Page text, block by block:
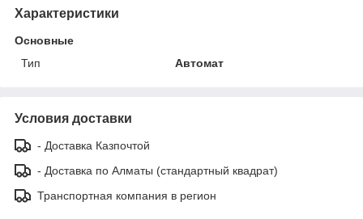
Характеристики
Основные
Тип
Автомат
Условия доставки
- Доставка Казпочтой
- Доставка по Алматы (стандартный квадрат)
Транспортная компания в регион